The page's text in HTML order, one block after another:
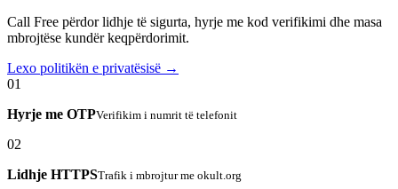
Call Free përdor lidhje të sigurta, hyrje me kod verifikimi dhe masa
mbrojtëse kundër keqpërdorimit.
Lexo politikën e privatësisë →
01
Hyrje me OTPVerifikim i numrit të telefonit
02
Lidhje HTTPSTrafik i mbrojtur me okult.org